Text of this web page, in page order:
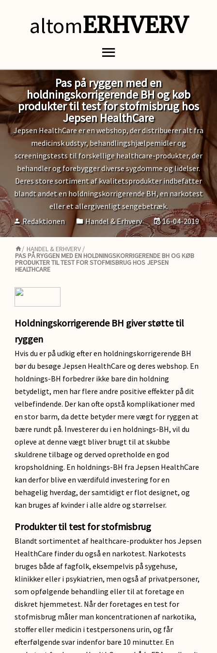
altomERHVERV
Pas på ryggen med en
holdningskorrigerende BH og køb
produkter til test for stofmisbrug hos
Jepsen HealthCare
Jepsen HealthCare er en webshop, der distribuerer alt fra
medicinsk udstyr, behandlingshjælpemidler og
screeningstests til forskellige healthcare-produkter, der
behandler og forebygger diverse sygdomme og lidelser.
Deres store sortiment af kvalitetsprodukter indbefatter
blandt andet en holdningskorrigerende BH, en narkotest
eller et allergivenligt sengebetræk.
Redaktionen
Handel & Erhverv 16-04-2019
/ HANDEL & ERHVERV /
PAS PÅ RYGGEN MED EN HOLDNINGSKORRIGERENDE BH OG KØB
PRODUKTER TIL TEST FOR STOFMISBRUG HOS JEPSEN
HEALTHCARE
Holdningskorrigerende BH giver støtte til
ryggen
Hvis du er på udkig efter en holdningskorrigerende BH
bør du besøge Jepsen HealthCare og deres webshop. En
holdnings-BH forbedrer ikke bare din holdning
betydeligt, men har flere andre positive effekter på dit
velbefindende. Der kan ofte opstå komplikationer med
en stor barm, da dette betyder mere vægt for ryggen at
bære rundt på. Investerer du i en holdnings-BH, vil du
opleve at denne vægt bliver brugt til at skubbe
skuldrene tilbage og derved opretholde en god
kropsholdning. En holdnings-BH fra Jepsen HealthCare
kan derfor blive en værdifuld investering for en
behagelig hverdag, der samtidigt er flot designet, og
kan bruges af kvinder i alle aldre og størrelser.
Produkter til test for stofmisbrug
Blandt sortimentet af healthcare-produkter hos Jepsen
HealthCare finder du også en narkotest. Narkotests
bruges både af fagfolk, eksempelvis på sygehuse,
klinikker eller i psykiatrien, men også af privatpersoner,
som opfølgende behandling eller til at foretage en
diskret hjemmetest. Når der foretages en test for
stofmisbrug måler man koncentrationen af narkotika,
stoffer eller medicin i testpersonens urin, og får
efterfølgende svar indenfor bare 10 minutter. En